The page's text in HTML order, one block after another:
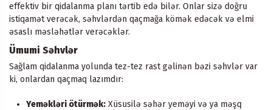
effektiv bir qidalanma planı tərtib edə bilər. Onlar sizə doğru
istiqamət verəcək, səhvlərdən qaçmağa kömək edəcək və elmi
əsaslı məsləhətlər verəcəklər.
Ümumi Səhvlər
Sağlam qidalanma yolunda tez-tez rast gəlinən bəzi səhvlər var
ki, onlardan qaçmaq lazımdır:
Yeməkləri ötürmək: Xüsusilə səhər yeməyi və ya məşq